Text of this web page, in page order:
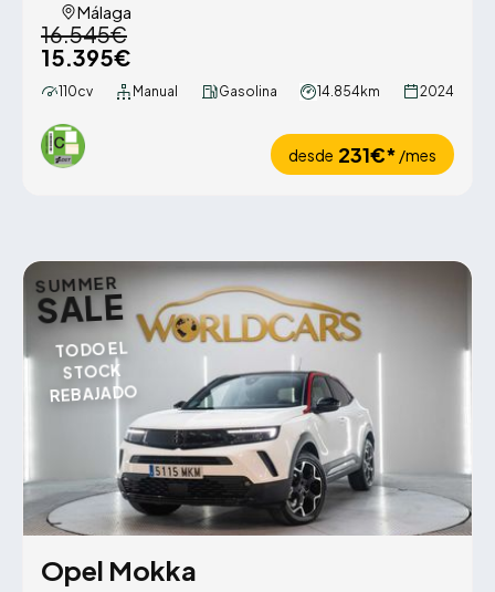
Málaga
16.545€
15.395€
110cv Manual Gasolina 14.854km 2024
desde 231€* /mes
SUMMER
SALE
TODO EL
STOCK
REBAJADO
Opel Mokka